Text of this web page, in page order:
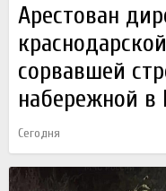
Арестован
сорвавшей
набережной в
Сегодня